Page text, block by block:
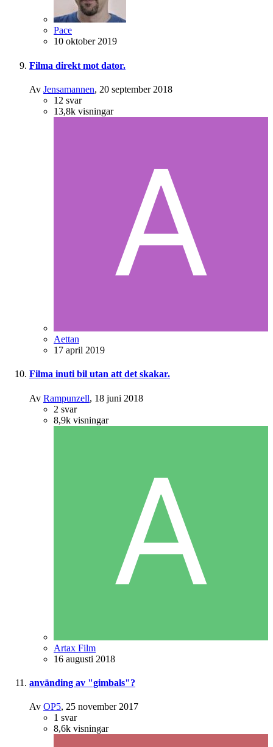
Pace
10 oktober 2019
Filma direkt mot dator.
Av Jensamannen, 20 september 2018
12 svar
13,8k visningar
Aettan
17 april 2019
Filma inuti bil utan att det skakar.
Av Rampunzell, 18 juni 2018
2 svar
8,9k visningar
Artax Film
16 augusti 2018
använding av "gimbals"?
Av OP5, 25 november 2017
1 svar
8,6k visningar